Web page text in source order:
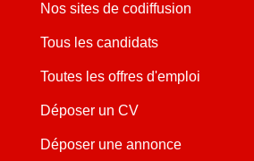
Nos sites de codiffusion
Tous les candidats
Toutes les offres d'emploi
Déposer un CV
Déposer une annonce